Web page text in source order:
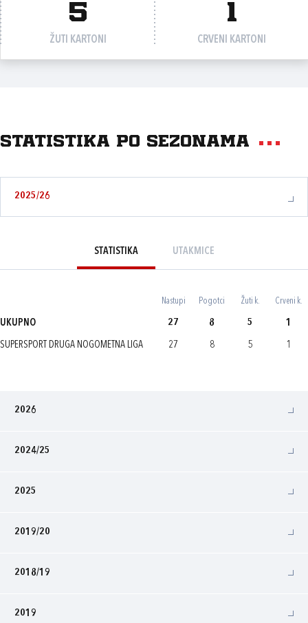
5
ŽUTI KARTONI
1
CRVENI KARTONI
Statistika po sezonama
2025/26
STATISTIKA UTAKMICE
Nastupi Pogotci Žuti k. Crveni k.
UKUPNO 27 8 5 1
SUPERSPORT DRUGA NOGOMETNA LIGA 27 8 5 1
2026
2024/25
2025
2019/20
2018/19
2019